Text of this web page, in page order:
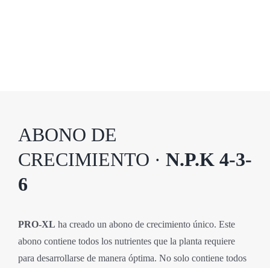
ABONO DE
CRECIMIENTO · N.P.K 4-3-
6
PRO-XL ha creado un abono de crecimiento único. Este
abono contiene todos los nutrientes que la planta requiere
para desarrollarse de manera óptima. No solo contiene todos